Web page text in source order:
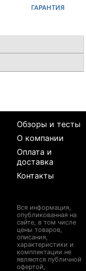
ГАРАНТИЯ
Обзоры и тесты
О компании
Оплата и
доставка
Контакты
Вся информация,
опубликованная на
сайте, в том числе
цены товаров,
описания,
характеристики и
комплектации не
являются публичной
офертой,